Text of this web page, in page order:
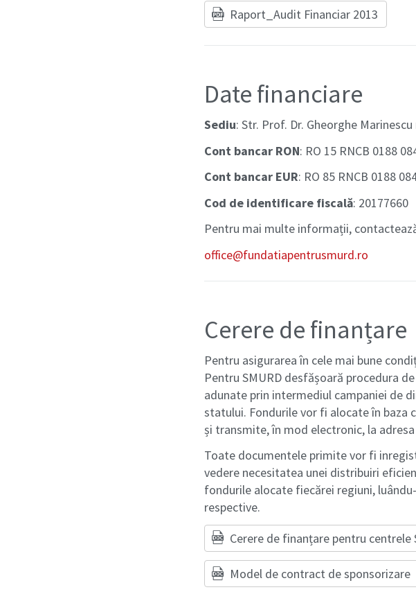
Raport_Audit Financiar 2013
Date financiare
Sediu: Str. Prof. Dr. Gheorghe
Cont bancar RON: RO 15 RNCB 0188
Cont bancar EUR: RO 85 RNCB 0188
Cod de identificare fiscală: 20177660
Pentru mai multe informații,
office@fundatiapentrusmurd.ro
Cerere de finanțare
Pentru asigurarea în cele mai bune
Pentru SMURD desfășoară procedura
adunate prin intermediul campaniei de
statului. Fondurile vor fi alocate în baza
și transmite, în mod electronic, la
Toate documentele primite vor fi
vedere necesitatea unei distribuiri
fondurile alocate fiecărei regiuni,
respective.
Cerere de finanțare pentru centrele
Model de contract de sponsorizare